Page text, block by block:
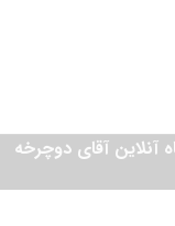
آنلاین آقای دوچرخه